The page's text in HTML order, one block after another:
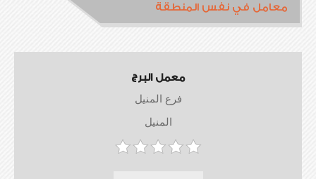
معامل في نفس المنطقة
معمل البرج
فرع المنيل
المنيل